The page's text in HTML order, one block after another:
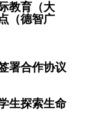
教育（大
（德智广
署合作协议
生探索生命